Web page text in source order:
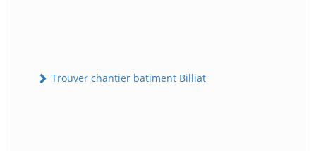
Trouver chantier batiment Billiat